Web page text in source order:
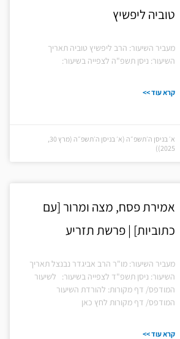
טוביה ליפשיץ
מעביר השיעור: הרב ליפשיץ טוביה תאריך
השיעור: ניסן תשפ"ה לצפייה בשיעור:
קרא עוד >>
א׳ בניסן ה׳תשפ״ה (א׳ בניסן ה׳תשפ״ה (מרץ 30,
2025))
אמירת פסח, מצה ומרור [עם
כתוביות] | פרשת תזריע
מעביר השיעור: מו"ר הרב אביגדר נבנצל תאריך
השיעור: ניסן תשפ"ד לצפייה בשיעור: לשיעור
המודפס/ דף מקורות: להורדת השיעור
המודפס/ דף מקורות לחץ כאן
קרא עוד >>